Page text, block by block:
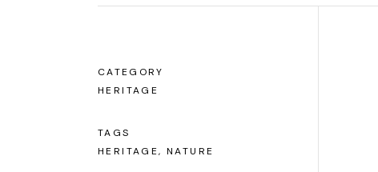
CATEGORY
HERITAGE
TAGS
HERITAGE, NATURE